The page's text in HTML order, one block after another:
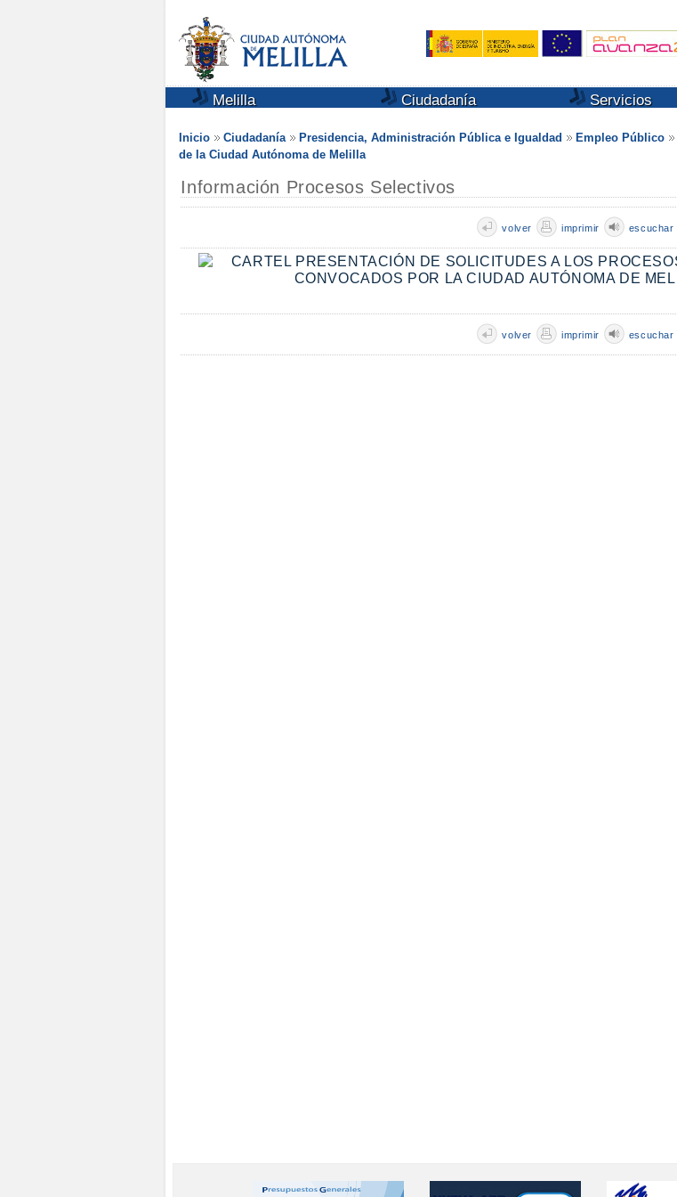
Melilla Ciudadanía Servicios
Inicio Ciudadanía Presidencia, Administración Pública e Igualdad Empleo Público
de la Ciudad Autónoma de Melilla
Información Procesos Selectivos
escuchar
imprimir
volver
escuchar
imprimir
volver